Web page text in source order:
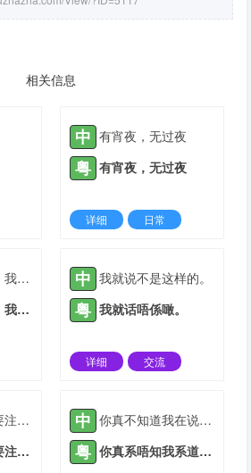
相关信息
中 有宵夜，无过夜
粤 有宵夜，无过夜
详细
日常
你一句春不晚，我就到了真江南
你一句春不晚，我就到了真江南
中 我就说不是这样的。
粤 我就话唔係噉。
详细
交流
你上晚班下班要注意安全
你番晚班收工要注意安全
中 你真不知道我在说什么啊
粤 你真系唔知我系道讲乜咩